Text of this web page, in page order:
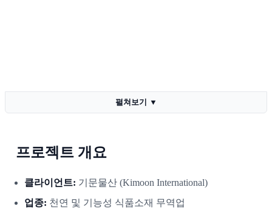
펼쳐보기 ▼
프로젝트 개요
클라이언트: 기문물산 (Kimoon International)
업종: 천연 및 기능성 식품소재 무역업